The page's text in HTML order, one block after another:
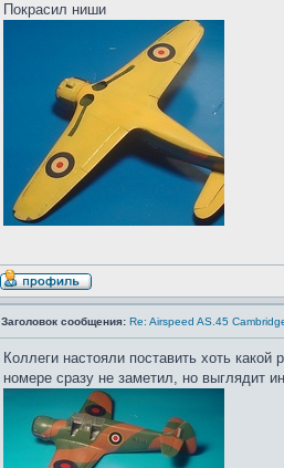
Покрасил ниши
Заголовок сообщения: Re: Airspeed AS.45
Коллеги настояли поставить хоть
номере сразу не заметил, но выглядит